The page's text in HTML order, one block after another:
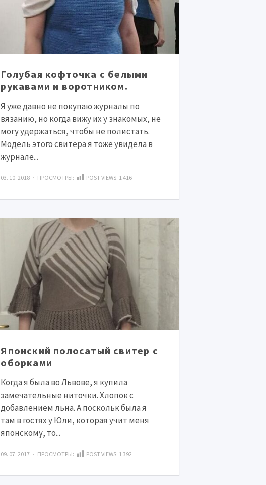
Голубая кофточка с белыми
рукавами и воротником.
Я уже давно не покупаю журналы по
вязанию, но когда вижу их у знакомых, не
могу удержаться, чтобы не полистать.
Модель этого свитера я тоже увидела в
журнале...
03. 10. 2018 · ПРОСМОТРЫ: POST VIEWS: 1 416
Японский полосатый свитер с
оборками
Когда я была во Львове, я купила
замечательные ниточки. Хлопок с
добавлением льна. А поскольк была я
там в гостях у Юли, которая учит меня
японскому, то...
09. 07. 2017 · ПРОСМОТРЫ: POST VIEWS: 1 392